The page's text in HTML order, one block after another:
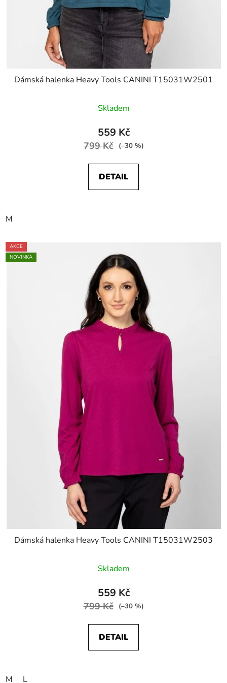
Dámská halenka Heavy Tools CANINI T15031W2501
Skladem
559 Kč
799 Kč (–30 %)
DETAIL
M
AKCE
NOVINKA
Dámská halenka Heavy Tools CANINI T15031W2503
Skladem
559 Kč
799 Kč (–30 %)
DETAIL
M L